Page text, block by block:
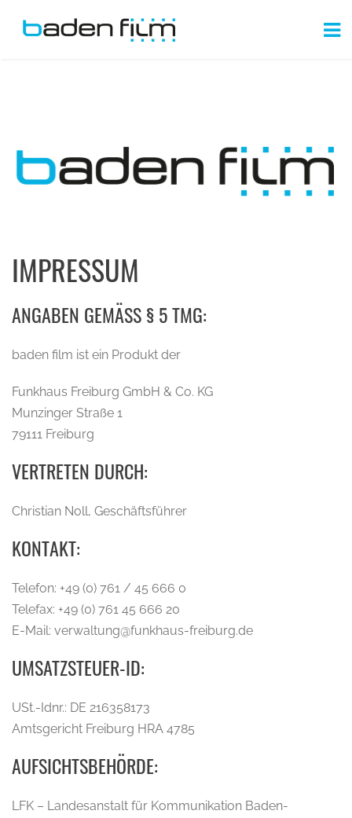
IMPRESSUM
ANGABEN GEMÄSS § 5 TMG:
baden film ist ein Produkt der
Funkhaus Freiburg GmbH & Co. KG
Munzinger Straße 1
79111 Freiburg
VERTRETEN DURCH:
Christian Noll, Geschäftsführer
KONTAKT:
Telefon: +49 (0) 761 / 45 666 0
Telefax: +49 (0) 761 45 666 20
E-Mail: verwaltung@funkhaus-freiburg.de
UMSATZSTEUER-ID:
USt.-Idnr.: DE 216358173
Amtsgericht Freiburg HRA 4785
AUFSICHTSBEHÖRDE:
LFK – Landesanstalt für Kommunikation Baden-